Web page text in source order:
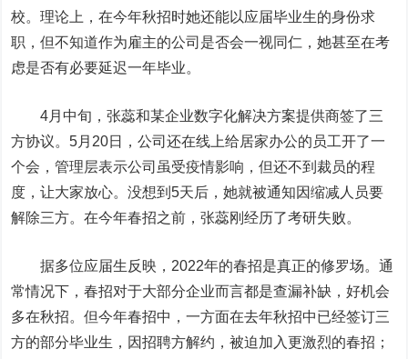
校。理论上，在今年秋招时她还能以应届毕业生的身份求
职，但不知道作为雇主的公司是否会一视同仁，她甚至在考
虑是否有必要延迟一年毕业。
4月中旬，张蕊和某企业数字化解决方案提供商签了三
方协议。5月20日，公司还在线上给居家办公的员工开了一
个会，管理层表示公司虽受疫情影响，但还不到裁员的程
度，让大家放心。没想到5天后，她就被通知因缩减人员要
解除三方。在今年春招之前，张蕊刚经历了考研失败。
据多位应届生反映，2022年的春招是真正的修罗场。通
常情况下，春招对于大部分企业而言都是查漏补缺，好机会
多在秋招。但今年春招中，一方面在去年秋招中已经签订三
方的部分毕业生，因招聘方解约，被迫加入更激烈的春招；